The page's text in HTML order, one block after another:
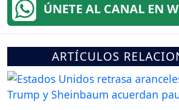
ÚNETE AL CANAL EN
ARTÍCULOS